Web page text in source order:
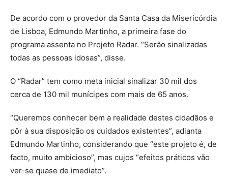
De acordo com o provedor da Santa Casa da Misericórdia
de Lisboa, Edmundo Martinho, a primeira fase do
programa assenta no Projeto Radar. “Serão sinalizadas
todas as pessoas idosas”, disse.
O “Radar” tem como meta inicial sinalizar 30 mil dos
cerca de 130 mil munícipes com mais de 65 anos.
“Queremos conhecer bem a realidade destes cidadãos e
pôr à sua disposição os cuidados existentes”, adianta
Edmundo Martinho, considerando que “este projeto é, de
facto, muito ambicioso”, mas cujos “efeitos práticos vão
ver-se quase de imediato”.